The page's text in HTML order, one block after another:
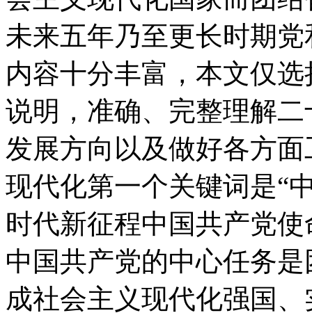
未来五年乃至更长时期
内容十分丰富，本文仅
说明，准确、完整理解
发展方向以及做好各方
现代化第一个关键词是“
时代新征程中国共产党
中国共产党的中心任务
成社会主义现代化强国